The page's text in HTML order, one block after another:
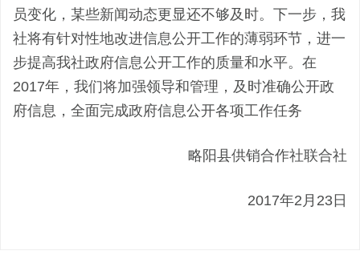
员变化，某些新闻动态更显还不够及时。下一步，我
社将有针对性地改进信息公开工作的薄弱环节，进一
步提高我社政府信息公开工作的质量和水平。在
2017年，我们将加强领导和管理，及时准确公开政
府信息，全面完成政府信息公开各项工作任务
略阳县供销合作社联合社
2017年2月23日